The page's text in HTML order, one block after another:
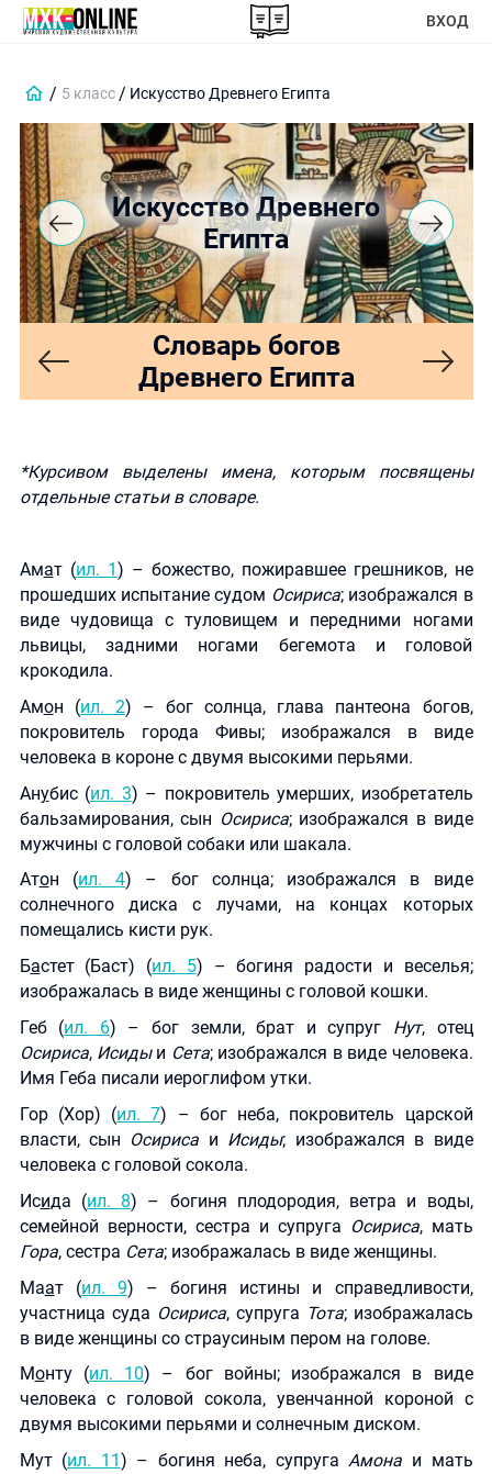
ВХОД
5 класс Искусство Древнего Египта
Искусство Древнего
Египта
Словарь богов
Древнего Египта
*Курсивом выделены имена, которым посвящены
отдельные статьи в словаре.
Амат (ил. 1) – божество, пожиравшее грешников, не
прошедших испытание судом Осириса; изображался в
виде чудовища с туловищем и передними ногами
львицы, задними ногами бегемота и головой
крокодила.
Амон (ил. 2) – бог солнца, глава пантеона богов,
покровитель города Фивы; изображался в виде
человека в короне с двумя высокими перьями.
Анубис (ил. 3) – покровитель умерших, изобретатель
бальзамирования, сын Осириса; изображался в виде
мужчины с головой собаки или шакала.
Атон (ил. 4) – бог солнца; изображался в виде
солнечного диска с лучами, на концах которых
помещались кисти рук.
Бастет (Баст) (ил. 5) – богиня радости и веселья;
изображалась в виде женщины с головой кошки.
Геб (ил. 6) – бог земли, брат и супруг Нут, отец
Осириса, Исидыи Сета; изображался в виде человека.
Имя Геба писали иероглифом утки.
Гор (Хор) (ил. 7) – бог неба, покровитель царской
власти, сын Осириса и Исиды; изображался в виде
человека с головой сокола.
Исида (ил. 8) – богиня плодородия, ветра и воды,
семейной верности, сестра и супруга Осириса, мать
Гора, сестра Сета; изображалась в виде женщины.
Маат (ил. 9) – богиня истины и справедливости,
участница суда Осириса, супруга Тота; изображалась
в виде женщины со страусиным пером на голове.
Монту (ил. 10) – бог войны; изображался в виде
человека с головой сокола, увенчанной короной с
двумя высокими перьями и солнечным диском.
Мут (ил. 11 ) – богиня неба, супругаАмона и мать